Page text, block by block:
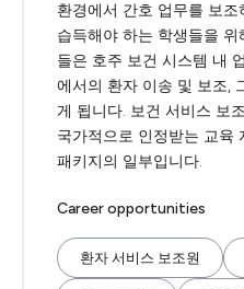
환경에서 간호 업무를 보
습득해야 하는 학생들을
들은 호주 보건 시스템 내
에서의 환자 이송 및 보조,
게 됩니다. 보건 서비스 보
국가적으로 인정받는 교육
패키지의 일부입니다.
Career opportunities
환자 서비스 보조원